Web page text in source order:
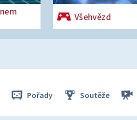
Všehvězd
Pořady Soutěže